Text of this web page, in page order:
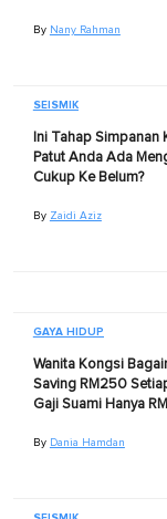
By Nany Rahman
SEISMIK
Ini Tahap Simpanan
Patut Anda Ada
Cukup Ke Belum?
By Zaidi Aziz
GAYA HIDUP
Wanita Kongsi
Saving RM250
Gaji Suami Hanya
By Dania Hamdan